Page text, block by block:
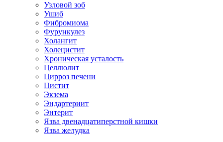
Узловой зоб
Ушиб
Фибромиома
Фурункулез
Холангит
Холецистит
Хроническая усталость
Целлюлит
Цирроз печени
Цистит
Экзема
Эндартериит
Энтерит
Язва двенадцатиперстной кишки
Язва желудка